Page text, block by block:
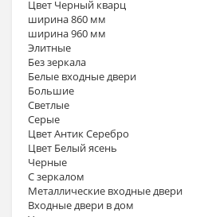
Цвет Черный кварц
ширина 860 мм
ширина 960 мм
Элитные
Без зеркала
Белые входные двери
Большие
Светлые
Серые
Цвет Антик Серебро
Цвет Белый ясень
Черные
С зеркалом
Металлические входные двери
Входные двери в дом